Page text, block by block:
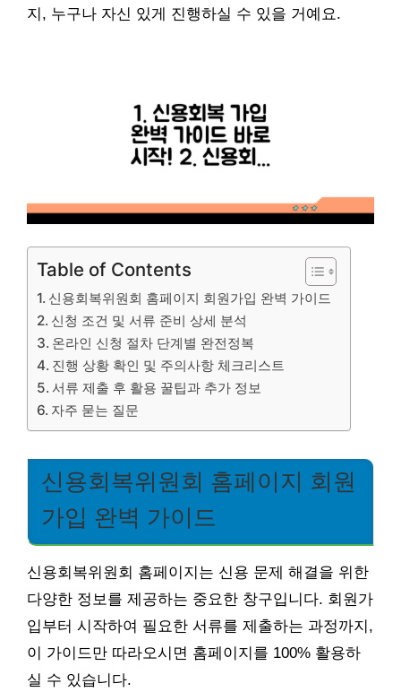
지, 누구나 자신 있게 진행하실 수 있을 거예요.
Table of Contents
신용회복위원회 홈페이지 회원가입 완벽 가이드
신청 조건 및 서류 준비 상세 분석
온라인 신청 절차 단계별 완전정복
진행 상황 확인 및 주의사항 체크리스트
서류 제출 후 활용 꿀팁과 추가 정보
자주 묻는 질문
신용회복위원회 홈페이지 회원
가입 완벽 가이드
신용회복위원회 홈페이지는 신용 문제 해결을 위한
다양한 정보를 제공하는 중요한 창구입니다. 회원가
입부터 시작하여 필요한 서류를 제출하는 과정까지,
이 가이드만 따라오시면 홈페이지를 100% 활용하
실 수 있습니다.